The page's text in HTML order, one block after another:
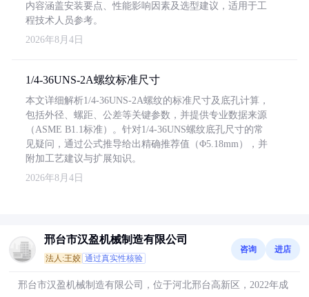
内容涵盖安装要点、性能影响因素及选型建议，适用于工
程技术人员参考。
2026年8月4日
1/4-36UNS-2A螺纹标准尺寸
本文详细解析1/4-36UNS-2A螺纹的标准尺寸及底孔计算，
包括外径、螺距、公差等关键参数，并提供专业数据来源
（ASME B1.1标准）。针对1/4-36UNS螺纹底孔尺寸的常
见疑问，通过公式推导给出精确推荐值（Φ5.18mm），并
附加工艺建议与扩展知识。
2026年8月4日
邢台市汉盈机械制造有限公司
法人:王姣 通过真实性核验
咨询 进店
邢台市汉盈机械制造有限公司，位于河北邢台高新区，2022年成